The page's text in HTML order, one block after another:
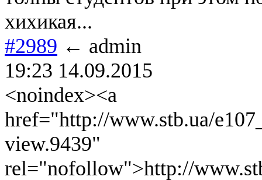
хихикая...
#2989 ← admin
19:23 14.09.2015
<noindex><a
href="http://www.stb.ua/
view.9439"
rel="nofollow">http://